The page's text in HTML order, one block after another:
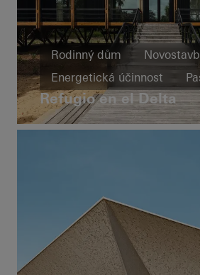
Rodinný dům
Energetická účinnost
Odolnost
Design a
Fasády
Požární a
Refugio en el Delta